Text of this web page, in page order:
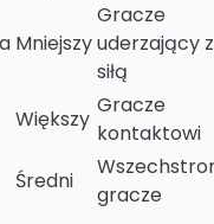
Mniejszy
Gracze
uderzający z
siłą
Większy
Gracze
kontaktowi
Średni
gracze